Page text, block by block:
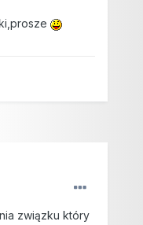
związku który